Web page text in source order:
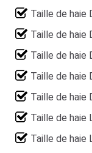
Taille de haie
Taille de haie
Taille de haie
Taille de haie
Taille de haie
Taille de haie
Taille de haie